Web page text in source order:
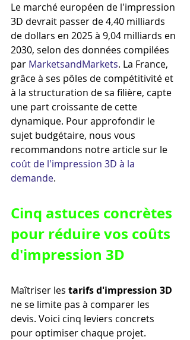
Le marché européen de l'impression
3D devrait passer de 4,40 milliards
de dollars en 2025 à 9,04 milliards en
2030, selon des données compilées
par MarketsandMarkets. La France,
grâce à ses pôles de compétitivité et
à la structuration de sa filière, capte
une part croissante de cette
dynamique. Pour approfondir le
sujet budgétaire, nous vous
recommandons notre article sur le
coût de l'impression 3D à la
demande.
Cinq astuces concrètes
pour réduire vos coûts
d'impression 3D
Maîtriser les tarifs d'impression 3D
ne se limite pas à comparer les
devis. Voici cinq leviers concrets
pour optimiser chaque projet.